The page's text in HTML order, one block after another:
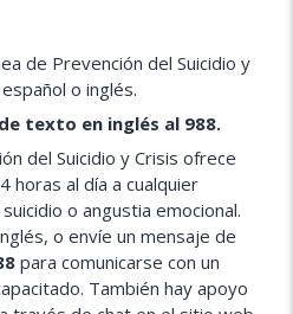
de Prevención del Suicidio y
o inglés.
texto en inglés al 988.
del Suicidio y Crisis ofrece
horas al día a cualquier
o angustia emocional.
o envíe un mensaje de
para comunicarse con un
También hay apoyo